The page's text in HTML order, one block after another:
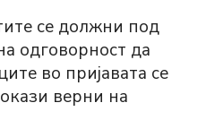
се должни под
одговорност да
во пријавата се
верни на